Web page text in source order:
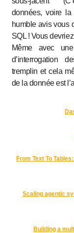
données, voire
humble avis vous
SQL ! Vous devriez
Même avec
d’interrogation
tremplin et cela
de la donnée est
From Text To
Scaling agentic
Building a